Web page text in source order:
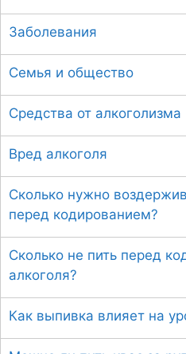
Заболевания
Семья и общество
Средства от алкоголизма
Вред алкоголя
Сколько нужно
перед кодированием?
Сколько не пить перед
алкоголя?
Как выпивка влияет на